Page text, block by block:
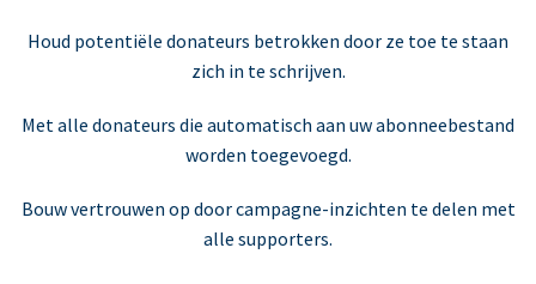
Houd potentiële donateurs betrokken door ze toe te staan
zich in te schrijven.
Met alle donateurs die automatisch aan uw abonneebestand
worden toegevoegd.
Bouw vertrouwen op door campagne-inzichten te delen met
alle supporters.